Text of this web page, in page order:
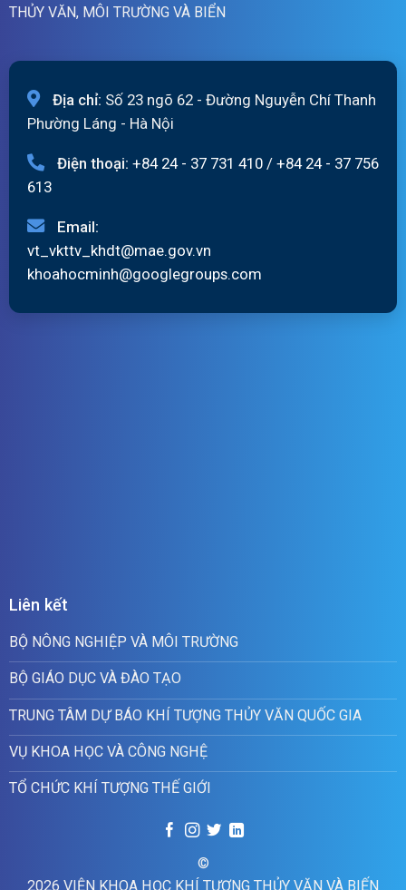
THỦY VĂN, MÔI TRƯỜNG VÀ BIỂN
Địa chỉ: Số 23 ngõ 62 - Đường Nguyễn Chí Thanh
Phường Láng - Hà Nội
Điện thoại: +84 24 - 37 731 410 / +84 24 - 37 756
613
Email:
vt_vkttv_khdt@mae.gov.vn
khoahocminh@googlegroups.com
Liên kết
BỘ NÔNG NGHIỆP VÀ MÔI TRƯỜNG
BỘ GIÁO DỤC VÀ ĐÀO TẠO
TRUNG TÂM DỰ BÁO KHÍ TƯỢNG THỦY VĂN QUỐC GIA
VỤ KHOA HỌC VÀ CÔNG NGHỆ
TỔ CHỨC KHÍ TƯỢNG THẾ GIỚI
©
2026 VIỆN KHOA HỌC KHÍ TƯỢNG THỦY VĂN VÀ BIẾN